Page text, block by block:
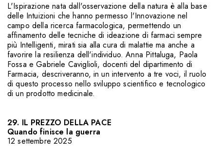
L'Ispirazione nata dall'osservazione della natura è alla base
delle Intuizioni che hanno permesso l'Innovazione nel
campo della ricerca farmacologica, permettendo un
affinamento delle tecniche di ideazione di farmaci sempre
più Intelligenti, mirati sia alla cura di malattie ma anche a
favorire la resilienza dell'individuo. Anna Pittaluga, Paola
Fossa e Gabriele Caviglioli, docenti del dipartimento di
Farmacia, descriveranno, in un intervento a tre voci, il ruolo
di questo processo nello sviluppo scientifico e tecnologico
di un prodotto medicinale.
29. IL PREZZO DELLA PACE
Quando finisce la guerra
12 settembre 2025